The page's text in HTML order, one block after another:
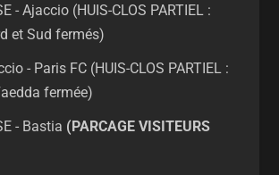
- Ajaccio (HUIS-CLOS PARTIEL :
et Sud fermés)
- Paris FC (HUIS-CLOS PARTIEL :
fermée)
- Bastia (PARCAGE VISITEURS